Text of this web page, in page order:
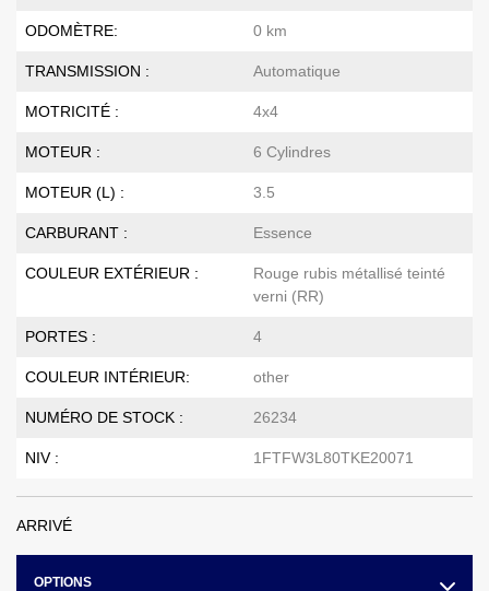
ODOMÈTRE: 0 km
TRANSMISSION : Automatique
MOTRICITÉ : 4x4
MOTEUR : 6 Cylindres
MOTEUR (L) : 3.5
CARBURANT : Essence
COULEUR EXTÉRIEUR :
Rouge rubis métallisé teinté
verni (RR)
PORTES : 4
COULEUR INTÉRIEUR: other
NUMÉRO DE STOCK : 26234
NIV : 1FTFW3L80TKE20071
ARRIVÉ
OPTIONS